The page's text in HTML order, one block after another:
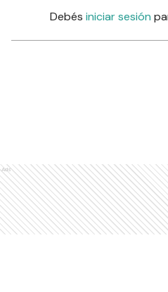
Debés iniciar sesión
Ads